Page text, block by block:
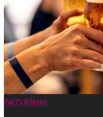
Актуально